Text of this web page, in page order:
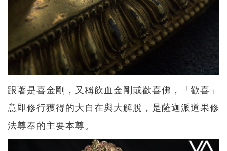
跟著是喜金剛，又稱飲血金剛或歡喜佛，「歡喜」
意即修行獲得的大自在與大解脫，是薩迦派道果修
法尊奉的主要本尊。